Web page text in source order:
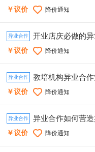
￥议价 降价通知
异业合作 开业店庆必做的异
￥议价 降价通知
异业合作 教培机构异业合
￥议价 降价通知
异业合作 异业合作如何营造
￥议价 降价通知